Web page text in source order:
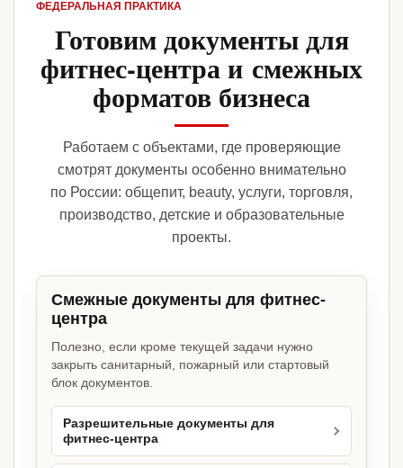
ФЕДЕРАЛЬНАЯ ПРАКТИКА
Готовим документы для
фитнес-центра и смежных
форматов бизнеса
Работаем с объектами, где проверяющие
смотрят документы особенно внимательно
по России: общепит, beauty, услуги, торговля,
производство, детские и образовательные
проекты.
Смежные документы для фитнес-
центра
Полезно, если кроме текущей задачи нужно
закрыть санитарный, пожарный или стартовый
блок документов.
Разрешительные документы для
фитнес-центра